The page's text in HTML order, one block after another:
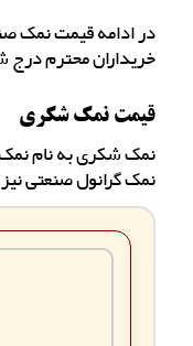
در ادامه قیمت نمک
خریداران محترم
قیمت نمک شکری
نمک شکری به نام نمک
نمک گرانول صنعتی